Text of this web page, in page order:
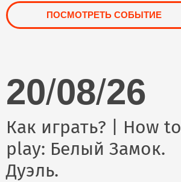
ПОСМОТРЕТЬ СОБЫТИЕ
20/08/26
Как играть? | How to
play: Белый Замок.
Дуэль.